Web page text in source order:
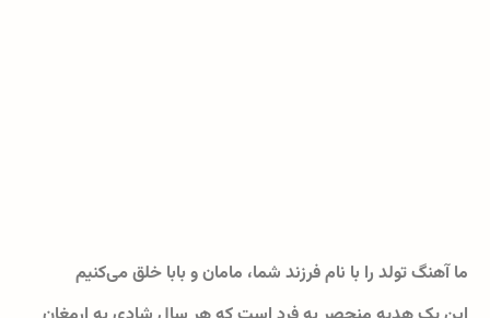
ما آهنگ تولد را با نام فرزند شما، مامان و بابا خلق می‌کنیم